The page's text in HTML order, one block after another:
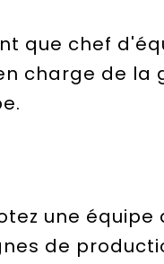
que chef
charge de
une équipe
de